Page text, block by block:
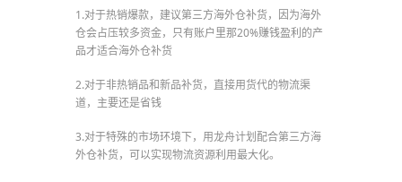
1.对于热销爆款，建议第三方海外仓补货，因为海外
仓会占压较多资金，只有账户里那20%赚钱盈利的产
品才适合海外仓补货
2.对于非热销品和新品补货，直接用货代的物流渠
道，主要还是省钱
3.对于特殊的市场环境下，用龙舟计划配合第三方海
外仓补货，可以实现物流资源利用最大化。